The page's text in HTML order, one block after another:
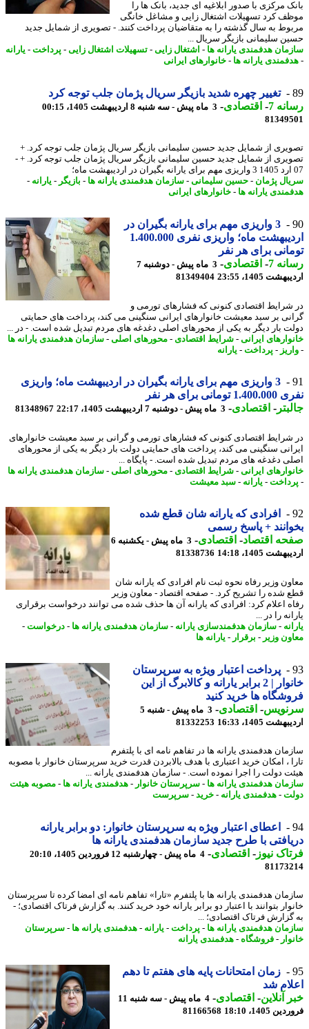
مرکزی با صدور ابلاغیه ای جدید، بانک ها را
کرد تسهیلات اشتغال زایی و مشاغل خانگی
به سال گذشته را به متقاضیان پرداخت کنند. - تصویری از شمایل جدید
سلیمانی بازیگر سریال ...
هدفمندی یارانه ها - اشتغال زایی- تسهیلات اشتغال زایی- پرداخت -یارانه
یارانه ها - خانوارهای ایرانی
تغییر چهره شدید بازیگر سریال پژمان جلب توجه کرد
7
-اقتصادی-3 ماه پیش - سه شنبه 8 اردیبهشت 1405، 00:15
از شمایل جدید حسین سلیمانی بازیگر سریال پژمان جلب توجه کرد. +
از شمایل جدید حسین سلیمانی بازیگر سریال پژمان جلب توجه کرد. + -
پژمان -حسین سلیمانی-سازمان هدفمندی یارانه ها - بازیگر-یارانه-
یارانه ها - خانوارهای ایرانی
3 واریزی مهم برای یارانه بگیران در
اردیبهشت ماه؛ واریزی نفری 1.400.000
برای هر نفر
7
-اقتصادی-
3 ماه پیش - دوشنبه 7
1405، 23:55
81349404
اقتصادی کنونی که فشارهای تورمی و
بر سبد معیشت خانوارهای ایرانی سنگینی می کند، پرداخت های حمایتی
بار دیگر به یکی از محورهای اصلی دغدغه های مردم تبدیل شده است. - در ...
ایرانی- شرایط اقتصادی-محورهای اصلی-سازمان هدفمندی یارانه ها
- پرداخت -یارانه
3 واریزی مهم برای یارانه بگیران در اردیبهشت ماه؛ واریزی
برای هر نفر
-اقتصادی-3 ماه پیش - دوشنبه 7 اردیبهشت 1405، 22:17 81348967
اقتصادی کنونی که فشارهای تورمی و گرانی بر سبد معیشت خانوارهای
سنگینی می کند، پرداخت های حمایتی دولت بار دیگر به یکی از محورهای
دغدغه های مردم تبدیل شده است. - پایگاه ...
ایرانی- شرایط اقتصادی-محورهای اصلی-سازمان هدفمندی یارانه ها
-یارانه- سبد معیشت
افرادی که یارانه شان قطع شده
+ پاسخ رسمی
اقتصاد-اقتصادی-
3 ماه پیش - یکشنبه 6
1405، 14:18
81338736
وزیر رفاه نحوه ثبت نام افرادی که یارانه شان
شده را تشریح کرد. - صفحه اقتصاد - معاون وزیر
اعلام کرد: افرادی که یارانه آن ها حذف شده می توانند درخواست برقراری
را در ...
- سازمان هدفمندسازی یارانه- سازمان هدفمندی یارانه ها - درخواست -
وزیر - برقرار - یارانه ها
پرداخت اعتبار ویژه به سرپرستان
خانوار | 2 برابر یارانه و کالابرگ از این
ها خرید کنید
-اقتصادی-
3 ماه پیش - شنبه 5
1405، 16:33
81332253
هدفمندی یارانه ها در تفاهم نامه ای با پلتفرم
، امکان خرید اعتباری با هدف بالابردن قدرت خرید سرپرستان خانوار با مصوبه
دولت را اجرا نموده است. - سازمان هدفمندی یارانه ...
هدفمندی یارانه ها - سرپرستان خانوار-هدفمندی یارانه ها - مصوبه هیئت
-هدفمندی یارانه- خرید- سرپرست
اعطای اعتبار ویژه به سرپرستان خانوار: دو برابر یارانه
با طرح جدید سازمان هدفمندی یارانه ها
نیوز-اقتصادی-4 ماه پیش - چهارشنبه 12 فروردین 1405، 20:10
هدفمندی یارانه ها با پلتفرم «تارا» تفاهم نامه ای امضا کرده تا سرپرستان
بتوانند با اعتبار دو برابر یارانه خود خرید کنند. به گزارش فرتاک اقتصادی؛ -
فرتاک اقتصادی؛ ...
هدفمندی یارانه ها - پرداخت -یارانه- هدفمندی یارانه ها - سرپرستان
-فروشگاه-هدفمندی یارانه
زمان امتحانات پایه های هفتم تا دهم
شد
آنلاین-اقتصادی-
4 ماه پیش - سه شنبه 11
1405، 18:10
81166568